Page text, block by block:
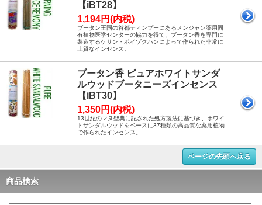
【iBT28】
1,194円(内税)
ブータン王国の首都ティンプーにあるメンジャン薬用固
有植物医学センターの協力を得て、ブータン香を専門に
製造するケサン・ポイゾクハンによって作られた非常に
上質なインセンス。
ブータン香 ピュアホワイトサンダ
ルウッドブータニーズインセンス
【iBT30】
1,350円(内税)
13世紀のマヌ聖典に記された処方製法に基づき、ホワイ
トサンダルウッドをベースに37種類の高品質な薬用植物
で作られたインセンス。
ページの先頭へ戻る
商品検索